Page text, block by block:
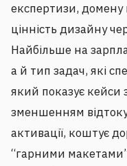
експертизи, домену
цінність дизайну
Найбільше на
а й тип задач, які
який показує кейси
зменшенням
активації, коштує
“гарними